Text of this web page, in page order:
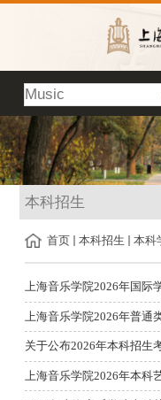
本科招生
首页 本科招生 本科
上海音乐学院2026年国际
上海音乐学院2026年普通
关于公布2026年本科招生
上海音乐学院2026年本科